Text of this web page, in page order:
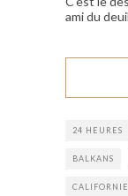
ami du deuil
24 HEURES
BALKANS
CALIFORNIE